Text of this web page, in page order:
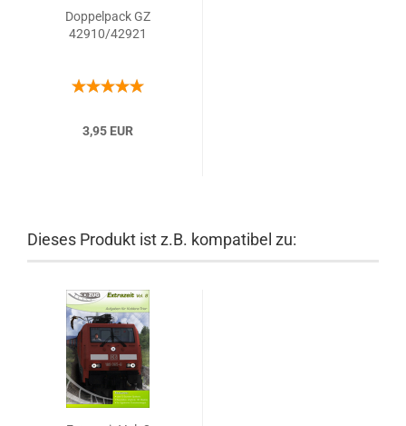
Doppelpack GZ
42910/42921
3,95 EUR
Dieses Produkt ist z.B. kompatibel zu: